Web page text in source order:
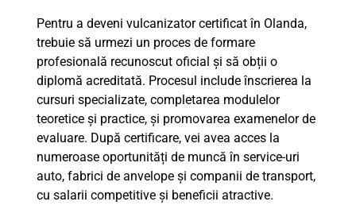
Pentru a deveni vulcanizator certificat în Olanda,
trebuie să urmezi un proces de formare
profesională recunoscut oficial și să obții o
diplomă acreditată. Procesul include înscrierea la
cursuri specializate, completarea modulelor
teoretice și practice, și promovarea examenelor de
evaluare. După certificare, vei avea acces la
numeroase oportunități de muncă în service-uri
auto, fabrici de anvelope și companii de transport,
cu salarii competitive și beneficii atractive.